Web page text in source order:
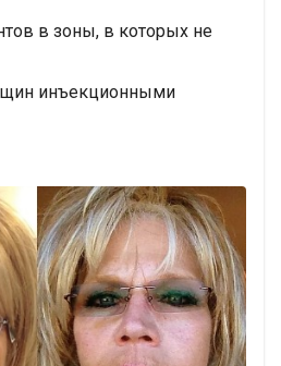
и ежедневные проверки
вариантах. Клиника
ценообразование и
протяжении всего процесса.
в зоны, в которых не
инъекционными